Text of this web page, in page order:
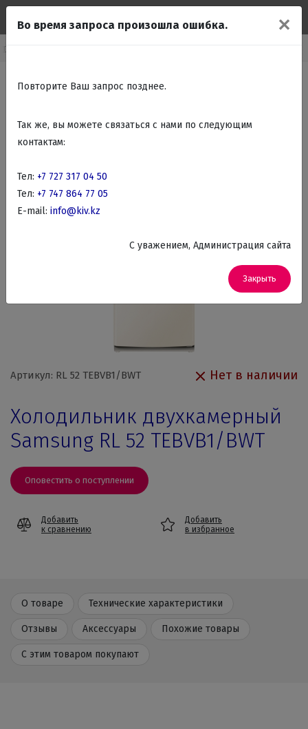
бытовая техника
Артикул: RL 52 TEBVB1/BWT Нет в наличии
Холодильник двухкамерный
Samsung RL 52 TEBVB1/BWT
Оповестить о поступлении
Добавить
к сравнению
Добавить
в избранное
О товаре Технические характеристики
Отзывы Аксессуары Похожие товары
С этим товаром покупают
✕
Во время запроса произошла ошибка.
Повторите Ваш запрос позднее.
Так же, вы можете связаться с нами по следующим
контактам:
Тел: +7 727 317 04 50
Тел: +7 747 864 77 05
E-mail: info@kiv.kz
C уважением, Администрация сайта
Закрыть